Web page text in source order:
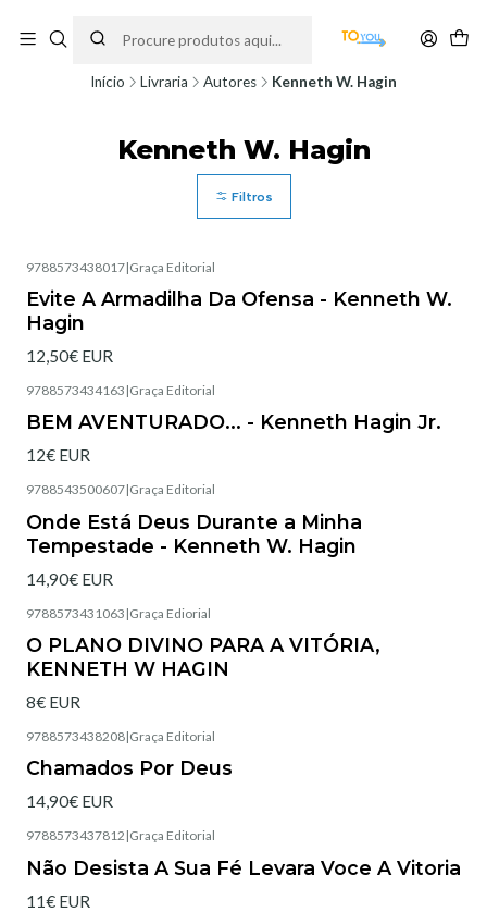
partir do dia 11 de Agosto, às 10H.
Início Livraria Autores Kenneth W. Hagin
Kenneth W. Hagin
Filtros
9788573438017|Graça Editorial
Evite A Armadilha Da Ofensa - Kenneth W.
Hagin
12,50€ EUR
9788573434163 |Graça Editorial
BEM AVENTURADO... - Kenneth Hagin Jr.
12€ EUR
9788543500607|Graça Editorial
Onde Está Deus Durante a Minha
Tempestade - Kenneth W. Hagin
14,90€ EUR
9788573431063 |Graça Ediorial
O PLANO DIVINO PARA A VITÓRIA,
KENNETH W HAGIN
8€ EUR
9788573438208|Graça Editorial
Chamados Por Deus
14,90€ EUR
9788573437812 |Graça Editorial
Não Desista A Sua Fé Levara Voce A Vitoria
11€ EUR